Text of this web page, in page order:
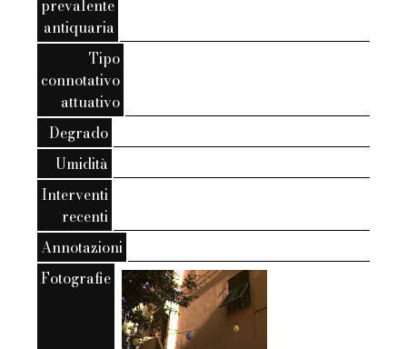
prevalente
antiquaria
Tipo
connotativo
attuativo
Degrado
Umidità
Interventi
recenti
Annotazioni
Fotografie